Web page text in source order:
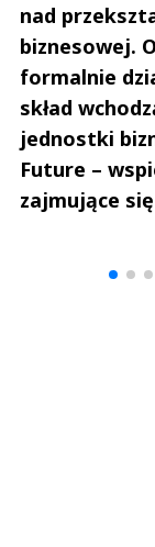
nad
biznesowej.
formalnie
skład
jednostki
Future –
zajmujące
Andrzej i